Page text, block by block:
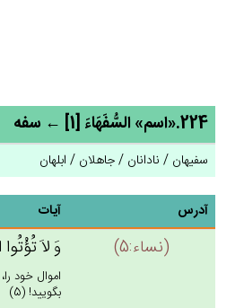
224.«اسم» السُّفَهَاءَ [1] ← سفه
سفیهان / نادانان / جاهلان / ابلهان
آدرس آیات
(نساء:5) وَ لاَ
اموال خود
بگوييد! (5)